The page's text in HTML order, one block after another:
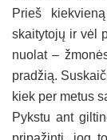
Prieš
skaitytojų ir vėl
nuolat –
pradžią.
kiek per metus
Pykstu ant